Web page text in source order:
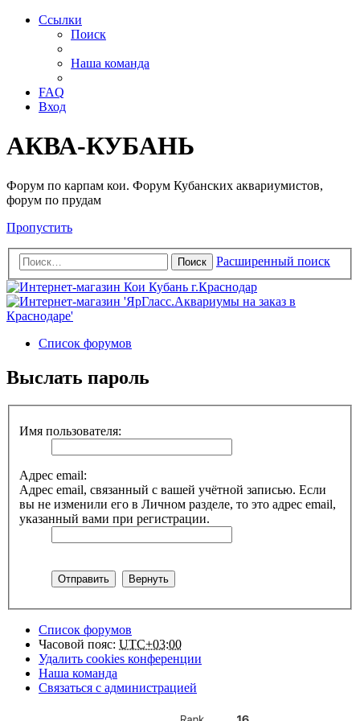
Ссылки
Поиск
Наша команда
FAQ
Вход
АКВА-КУБАНЬ
Форум по карпам кои. Форум Кубанских аквариумистов,
форум по прудам
Пропустить
Поиск Расширенный поиск
Список форумов
Выслать пароль
Имя пользователя:
Адрес email:
Адрес email, связанный с вашей учётной записью. Если
вы не изменили его в Личном разделе, то это адрес email,
указанный вами при регистрации.
Список форумов
Часовой пояс: UTC+03:00
Удалить cookies конференции
Наша команда
Связаться с администрацией